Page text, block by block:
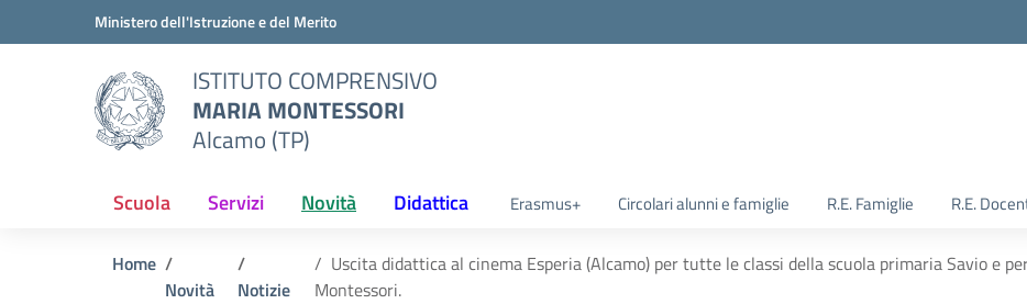
Vai ai contenuti
Vai al menu di navigazioneMinistero dell'Istruzione e del Merito
ISTITUTO COMPRENSIVO
MARIA MONTESSORI
Alcamo (TP)
Scuola Servizi Novità Didattica Erasmus+ Circolari alunni e famiglie R.E. Famiglie R.E.
Home
Novità
Notizie
Uscita didattica al cinema Esperia (Alcamo) per tutte le classi della scuola primaria Savio e
Montessori.